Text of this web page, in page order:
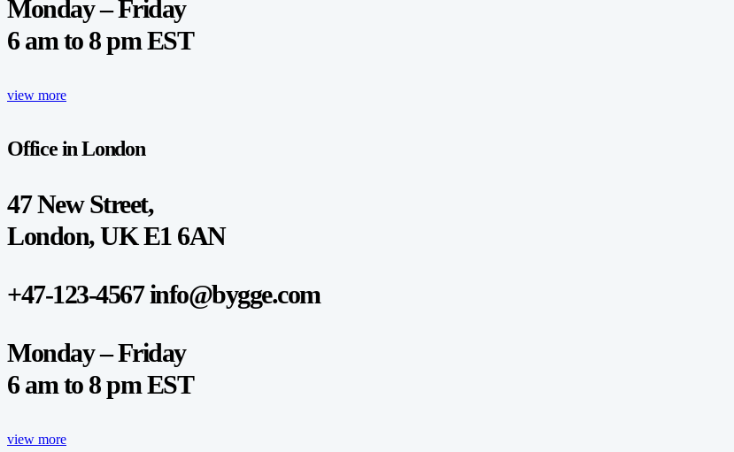
Monday – Friday
6 am to 8 pm EST
view more
Office in London
47 New Street,
London, UK E1 6AN
+47-123-4567 info@bygge.com
Monday – Friday
6 am to 8 pm EST
view more